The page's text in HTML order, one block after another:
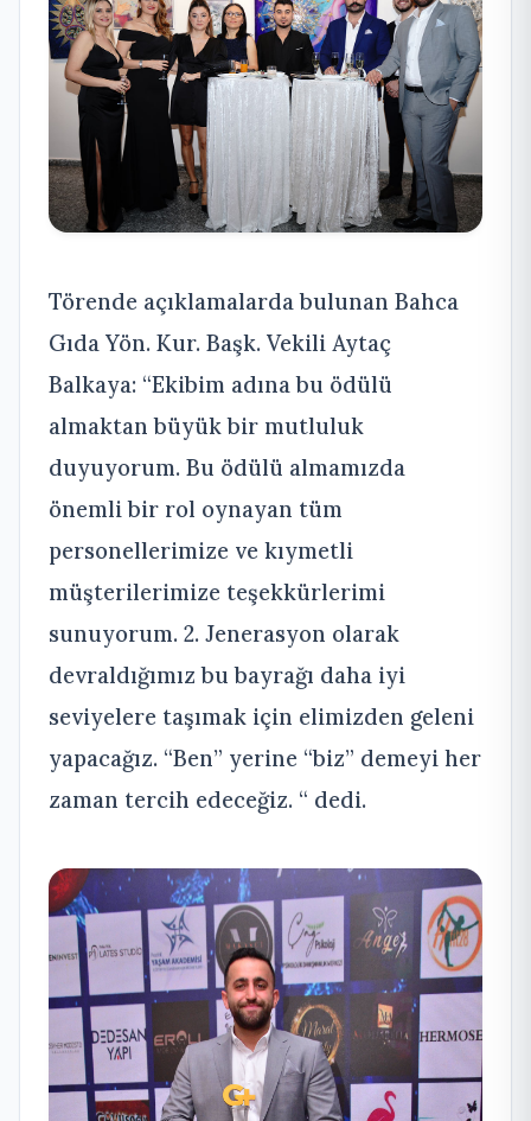
Törende açıklamalarda bulunan Bahca
Gıda Yön. Kur. Başk. Vekili Aytaç
Balkaya: “Ekibim adına bu ödülü
almaktan büyük bir mutluluk
duyuyorum. Bu ödülü almamızda
önemli bir rol oynayan tüm
personellerimize ve kıymetli
müşterilerimize teşekkürlerimi
sunuyorum. 2. Jenerasyon olarak
devraldığımız bu bayrağı daha iyi
seviyelere taşımak için elimizden geleni
yapacağız. “Ben” yerine “biz” demeyi her
zaman tercih edeceğiz. “ dedi.